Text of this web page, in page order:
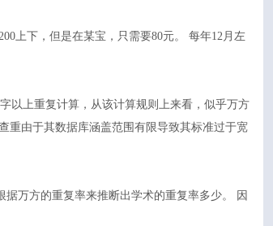
上下，但是在某宝，只需要80元。 每年12月左
以上重复计算，从该计算规则上来看，似乎万方
重由于其数据库涵盖范围有限导致其标准过于宽
万方的重复率来推断出学术的重复率多少。 因